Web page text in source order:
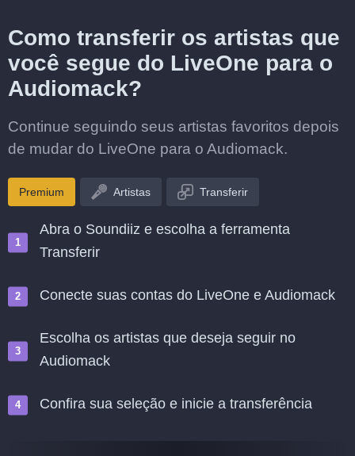
Como transferir os artistas que
você segue do LiveOne para o
Audiomack?
Continue seguindo seus artistas favoritos depois
de mudar do LiveOne para o Audiomack.
Premium Artistas Transferir
Abra o Soundiiz e escolha a ferramenta
Transferir
Conecte suas contas do LiveOne e Audiomack
Escolha os artistas que deseja seguir no
Audiomack
Confira sua seleção e inicie a transferência